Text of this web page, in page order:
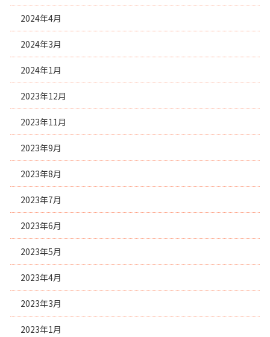
2024年4月
2024年3月
2024年1月
2023年12月
2023年11月
2023年9月
2023年8月
2023年7月
2023年6月
2023年5月
2023年4月
2023年3月
2023年1月